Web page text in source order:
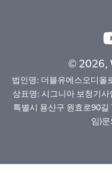
© 2026,
법인명: 더블유에스오디올
상표명: 시그니아 보청기
특별시 용산구 원효로90길
임)